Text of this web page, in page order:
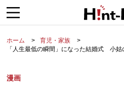
ホーム
育児・家族
「人生最低の瞬間」になった結婚式 小
漫画